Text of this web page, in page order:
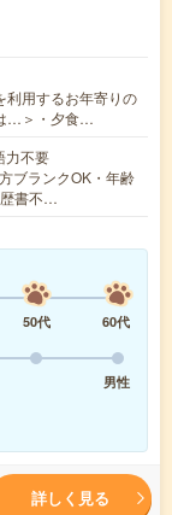
利用するお年寄りの
…＞・夕食…
力不要
ブランクOK・年齢
歴書不…
50代
60代
男性
詳しく見る